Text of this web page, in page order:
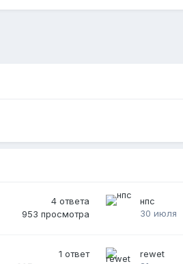
4 ответа
953 просмотра
нпс
30 июля
1 ответ
rewet